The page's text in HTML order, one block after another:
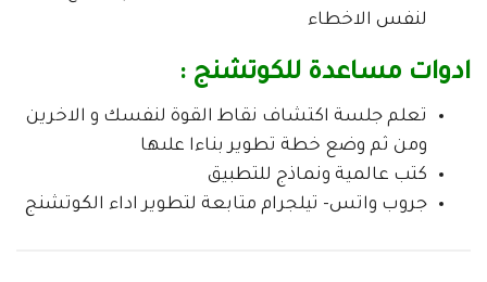
لنفس الاخطاء
ادوات مساعدة للكوتشنج :
تعلم جلسة اكتشاف نقاط القوة لنفسك و الاخرين
ومن ثم وضع خطة تطوير بناءا علىها
كتب عالمية ونماذج للتطبيق
جروب واتس- تيلجرام متابعة لتطوير اداء الكوتشنج